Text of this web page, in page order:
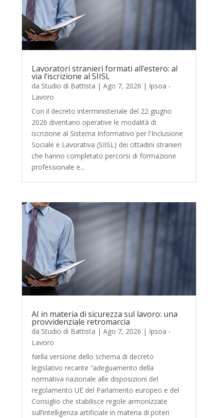
Lavoratori stranieri formati all’estero: al
via l’iscrizione al SIISL
da Studio di Battista | Ago 7, 2026 | Ipsoa -
Lavoro
Con il decreto interministeriale del 22 giugno
2026 diventano operative le modalità di
iscrizione al Sistema Informativo per l'Inclusione
Sociale e Lavorativa (SIISL) dei cittadini stranieri
che hanno completato percorsi di formazione
professionale e...
AI in materia di sicurezza sul lavoro: una
provvidenziale retromarcia
da Studio di Battista | Ago 7, 2026 | Ipsoa -
Lavoro
Nella versione dello schema di decreto
legislativo recante “adeguamento della
normativa nazionale alle disposizioni del
regolamento UE del Parlamento europeo e del
Consiglio che stabilisce regole armonizzate
sull’intelligenza artificiale in materia di poteri